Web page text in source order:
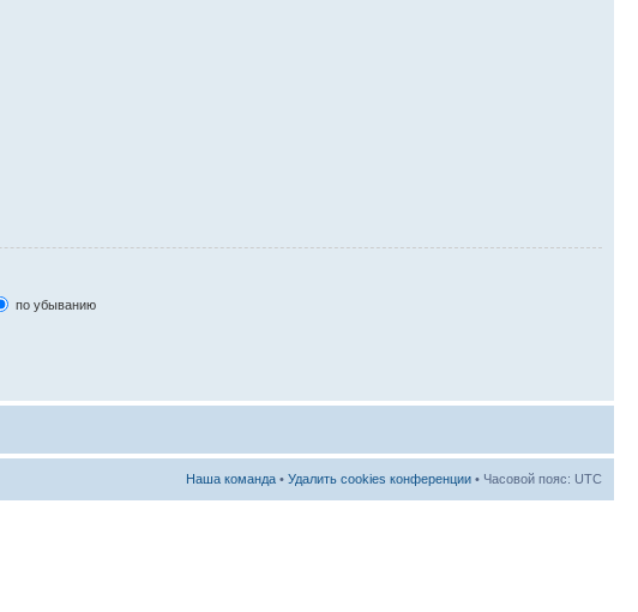
по убыванию
Наша команда • Удалить cookies конференции • Часовой пояс: UTC